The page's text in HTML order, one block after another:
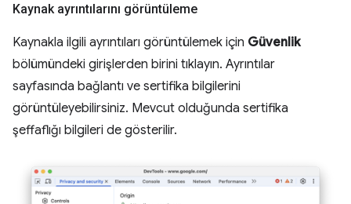
Kaynak ayrıntılarını görüntüleme
Kaynakla ilgili ayrıntıları görüntülemek için Güvenlik
bölümündeki girişlerden birini tıklayın. Ayrıntılar
sayfasında bağlantı ve sertifika bilgilerini
görüntüleyebilirsiniz. Mevcut olduğunda sertifika
şeffaflığı bilgileri de gösterilir.